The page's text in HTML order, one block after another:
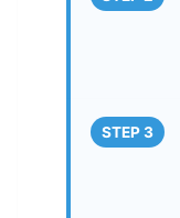
STEP 3